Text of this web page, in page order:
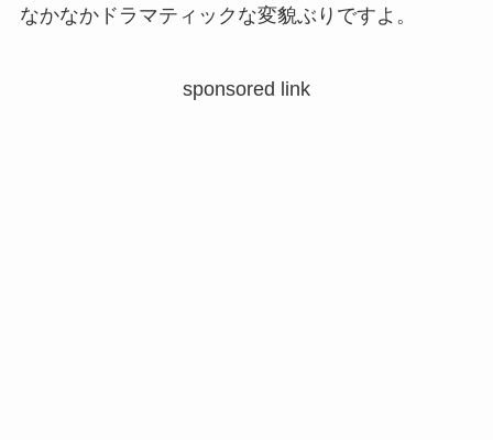
なかなかドラマティックな変貌ぶりですよ。
sponsored link